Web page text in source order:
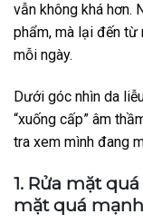
vẫn không khá hơn.
phẩm, mà lại đến
mỗi ngày.
Dưới góc nhìn da
“xuống cấp” âm
tra xem mình đang
1. Rửa mặt
mặt quá mạnh